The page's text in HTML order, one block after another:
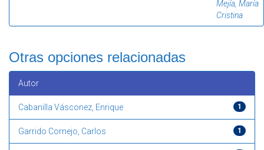
Mejía, María
Cristina
Otras opciones relacionadas
Autor
1
Cabanilla Vásconez, Enrique
1
Garrido Cornejo, Carlos